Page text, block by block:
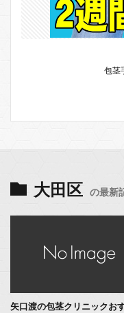
包茎
大田区 の最新
矢口渡の包茎クリニックお